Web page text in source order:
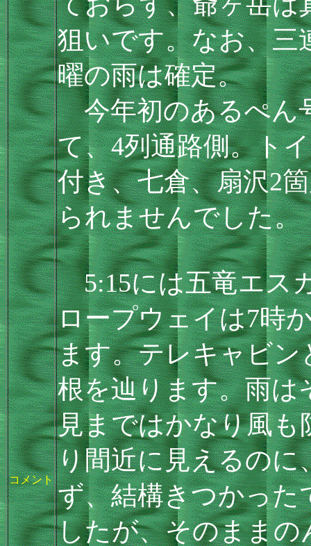
コメント
狙いです。なお、三
曜の雨は確定。
今年初のあるぺん
て、4列通路側。ト
付き、七倉、扇沢2
られませんでした。
5:15には五竜エス
ロープウェイは7時
ます。テレキャビン
根を辿ります。雨は
見まではかなり風も
り間近に見えるのに
ず、結構きつかった
したが、そのまま